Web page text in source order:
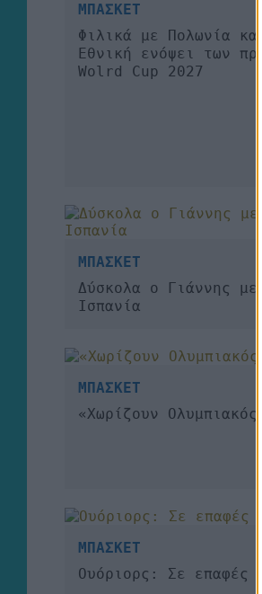
ΜΠΑΣΚΕΤ
Φιλικά με Πολωνία
Εθνική ενόψει των
Wolrd Cup 2027
ΜΠΑΣΚΕΤ
Δύσκολα ο Γιάννης με
Ισπανία
ΜΠΑΣΚΕΤ
«Χωρίζουν Ολυμπιακός
ΜΠΑΣΚΕΤ
Ουόριορς: Σε επαφές